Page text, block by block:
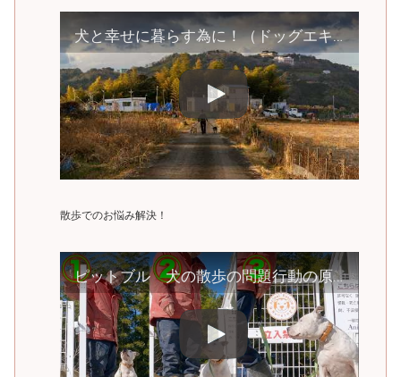
犬と幸せに暮らす為に！（ドッグエキスポご報告）
散歩でのお悩み解決！
ピットブル 犬の散歩の問題行動の原因はスタートにあり！ 興奮を抑え主導権を握って散歩する方法